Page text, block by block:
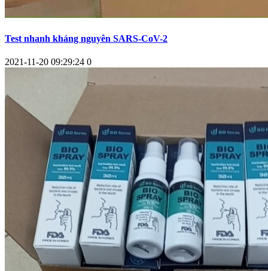
Test nhanh kháng nguyên SARS-CoV-2
2021-11-20 09:29:24 0